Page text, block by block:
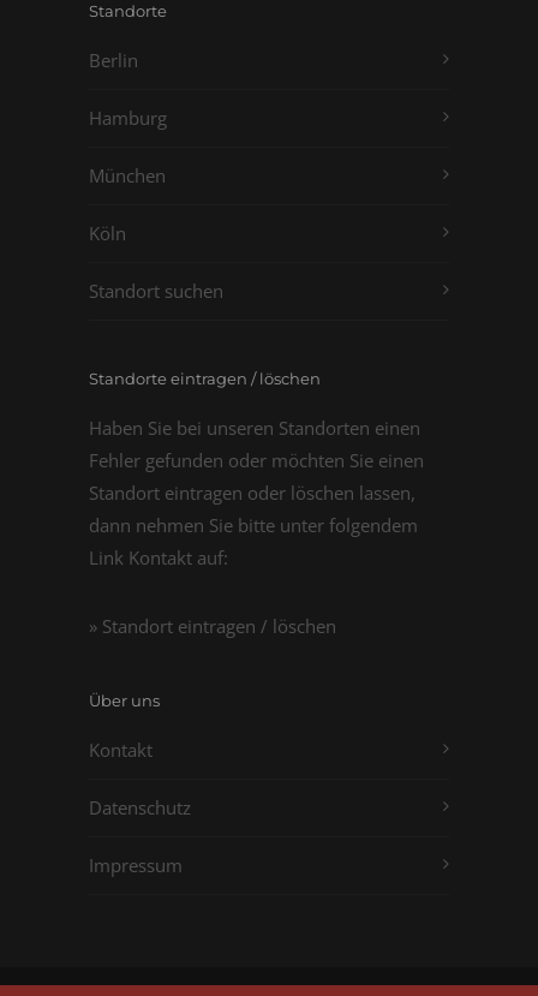
Standorte
Berlin
Hamburg
München
Köln
Standort suchen
Standorte eintragen / löschen
Haben Sie bei unseren Standorten einen
Fehler gefunden oder möchten Sie einen
Standort eintragen oder löschen lassen,
dann nehmen Sie bitte unter folgendem
Link Kontakt auf:
» Standort eintragen / löschen
Über uns
Kontakt
Datenschutz
Impressum